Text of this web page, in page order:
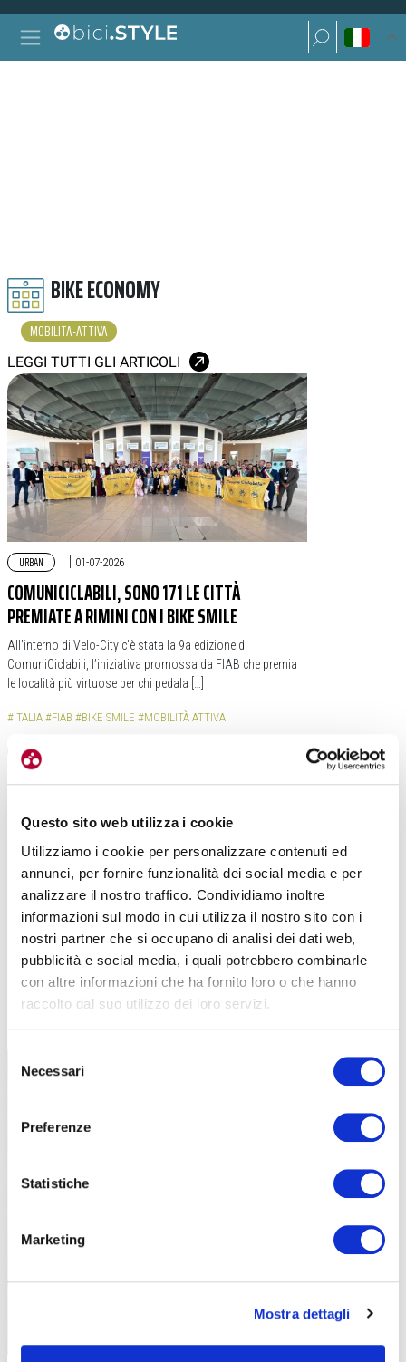
Questo sito web utilizza i cookie
Utilizziamo i cookie per personalizzare contenuti ed
annunci, per fornire funzionalità dei social media e per
analizzare il nostro traffico. Condividiamo inoltre
informazioni sul modo in cui utilizza il nostro sito con i
nostri partner che si occupano di analisi dei dati web,
pubblicità e social media, i quali potrebbero combinarle
con altre informazioni che ha fornito loro o che hanno
raccolto dal suo utilizzo dei loro servizi.
delNecessari
Preferenze
Statistiche
Marketing
Mostra dettagli
Vai al contenuto
Navigazione principale
Ricerca per:
Ricerca per:
BIKE ECONOMY
MOBILITA-ATTIVA
LEGGI TUTTI GLI ARTICOLI
URBAN | 01-07-2026
COMUNICICLABILI, SONO 171 LE CITTÀ
PREMIATE A RIMINI CON I BIKE SMILE
All’interno di Velo-City c’è stata la 9a edizione di
ComuniCiclabili, l’iniziativa promossa da FIAB che premia
le località più virtuose per chi pedala […]
#ITALIA #FIAB #BIKE SMILE #MOBILITÀ ATTIVA
TUTTE LE CATEGORIE DEL MAGAZINE